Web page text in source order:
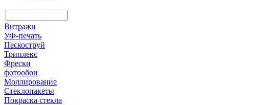
Витражи
УФ-печать
Пескоструй
Триплекс
Фрески
фотообои
Моллирование
Стеклопакеты
Покраска стекла